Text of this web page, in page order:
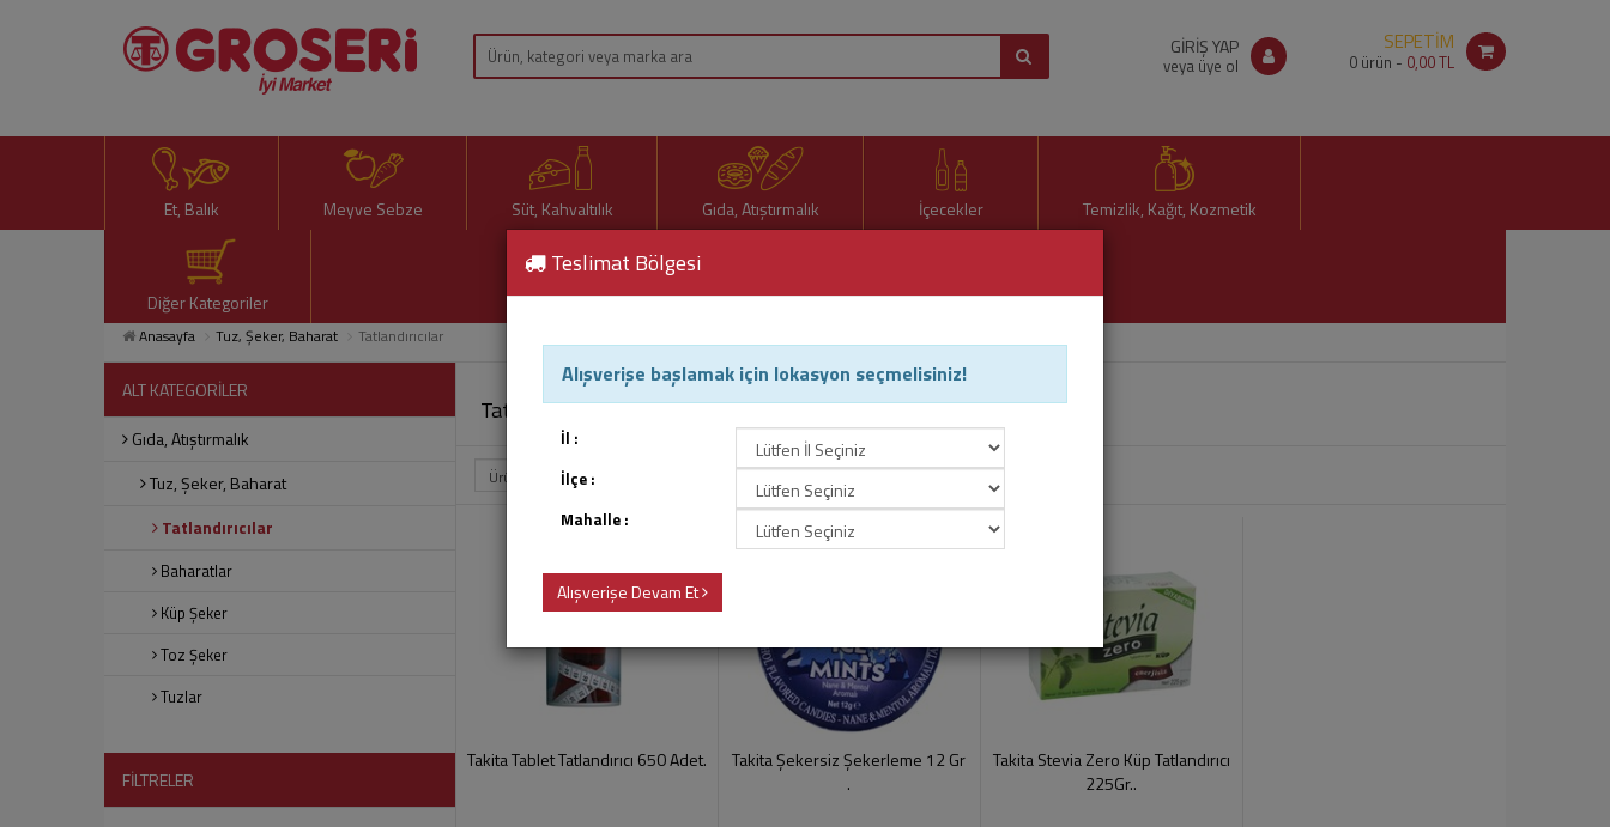
GİRİŞ YAP
veya üye ol
SEPETİM
0 ürün - 0,00 TL
Et, Balık Meyve Sebze Süt, Kahvaltılık Gıda, Atıştırmalık İçecekler Temizlik, Kağıt, Kozmetik
Diğer Kategoriler
Anasayfa Tuz, Şeker, Baharat Tatlandırıcılar
ALT KATEGORİLER
Gıda, Atıştırmalık
Tuz, Şeker, Baharat
Tatlandırıcılar
Baharatlar
Küp Şeker
Toz Şeker
Tuzlar
FİLTRELER
Tatlandırıcılar
Takita Tablet Tatlandırıcı 650 Adet.
Takita Şekersiz Şekerleme 12 Gr
.
Takita Stevia Zero Küp Tatlandırıcı
225Gr..
Teslimat Bölgesi
Alışverişe başlamak için lokasyon seçmelisiniz!
İl :
İlçe :
Mahalle :
Alışverişe Devam Et